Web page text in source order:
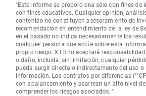
"Este informe se proporciona sólo con fines de
con fines educativos. Cualquier opinión,
contenido no constituyen asesoramiento de
recomendación en entendimiento de la ley de
en el pasado no indica necesariamente los
cualquier persona que actúe sobre esta
propio riesgo. XTB no aceptará
o daño, incluida, sin limitación, cualquier
pueda surgir directa o indirectamente del uso
información. Los contratos por diferencias
con apalancamiento y acarrean un alto nivel
comprender los riesgos asociados. "